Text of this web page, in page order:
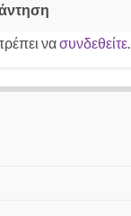
νασυνδεθείτε.